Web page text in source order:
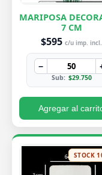
MARIPOSA
7 CM
$595 c/u imp. incl.
−
Sub: $29.750
Agregar al
STOCK